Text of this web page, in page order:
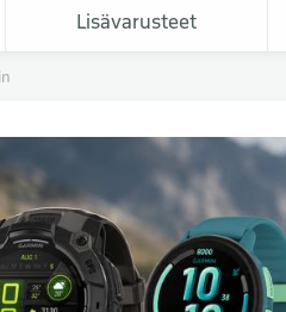
Lisävarusteet